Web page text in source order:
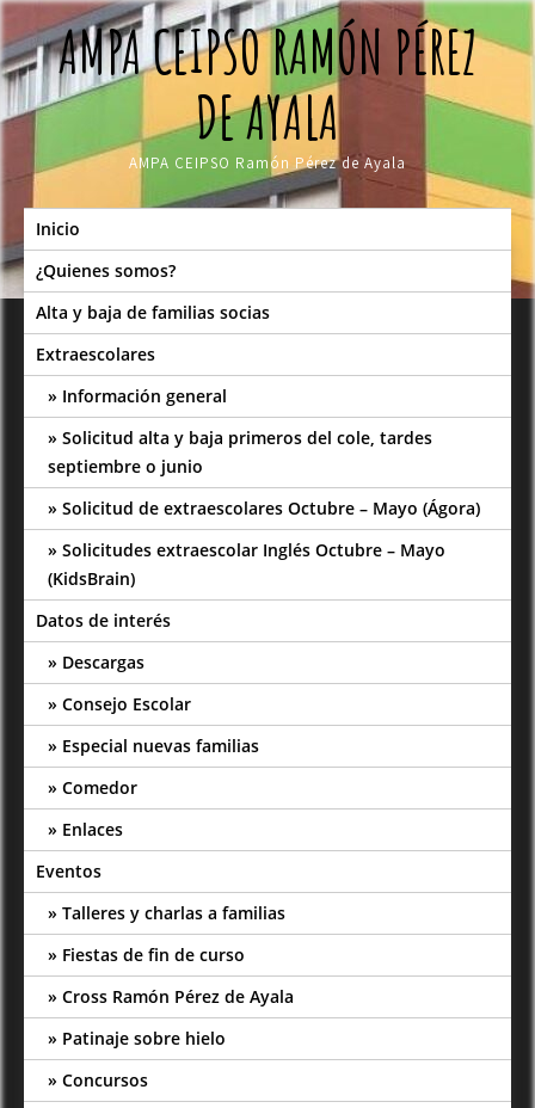
Skip
to
contentAMPA CEIPSO RAMÓN PÉREZ
DE AYALA
AMPA CEIPSO Ramón Pérez de Ayala
Inicio
¿Quienes somos?
Alta y baja de familias socias
Extraescolares
Información general
Solicitud alta y baja primeros del cole, tardes
septiembre o junio
Solicitud de extraescolares Octubre – Mayo (Ágora)
Solicitudes extraescolar Inglés Octubre – Mayo
(KidsBrain)
Datos de interés
Descargas
Consejo Escolar
Especial nuevas familias
Comedor
Enlaces
Eventos
Talleres y charlas a familias
Fiestas de fin de curso
Cross Ramón Pérez de Ayala
Patinaje sobre hielo
Concursos